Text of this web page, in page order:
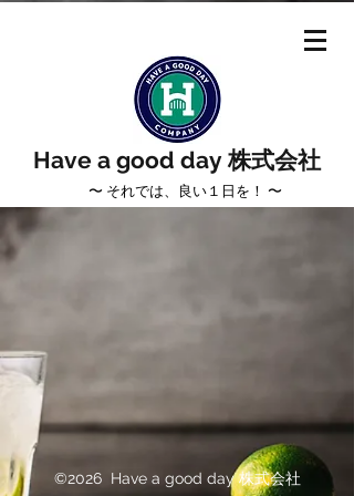
Have a good day 株式会社
​​〜 それでは、良い１日を！ 〜
©2026 Have a good day 株式会社